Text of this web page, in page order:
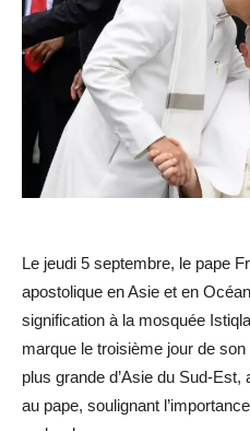
Le jeudi 5 septembre, le pape
apostolique en Asie et en
signification à la mosquée
marque le troisième jour de
plus grande d’Asie du Sud-
au pape, soulignant